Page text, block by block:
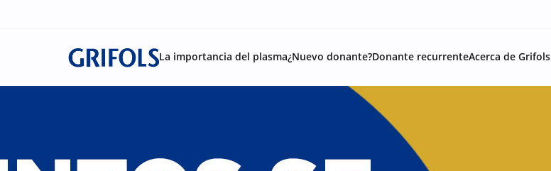
La importancia del plasma¿Nuevo donante?Donante recurrenteAcerca de Grifols